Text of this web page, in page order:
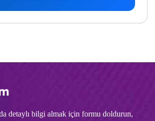
detaylı bilgi almak için formu doldurun,